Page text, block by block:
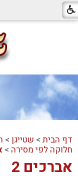
דף הבית > שטייגן >
חלוקה לפי מסירה >
אברכים 2